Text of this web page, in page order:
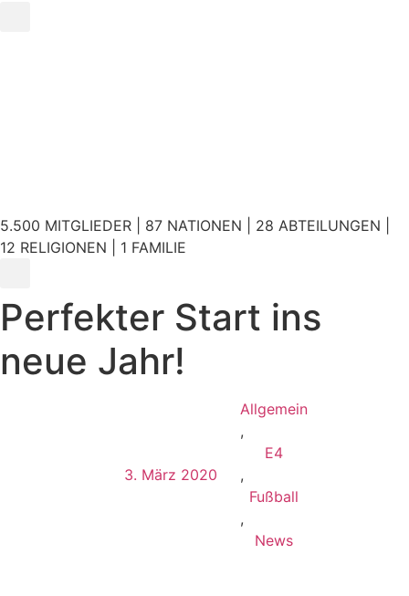
5.500 MITGLIEDER | 87 NATIONEN | 28 ABTEILUNGEN |
12 RELIGIONEN | 1 FAMILIE
Perfekter Start ins
neue Jahr!
3. März 2020
Allgemein
,
E4
,
Fußball
,
News